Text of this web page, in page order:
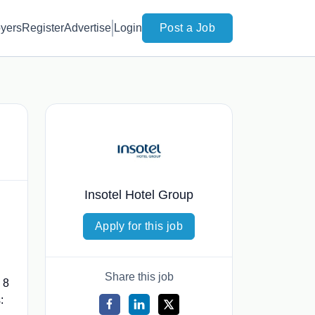
RegisterAdvertise Login Post a Job
8
Insotel Hotel Group
Apply for this job
Share this job